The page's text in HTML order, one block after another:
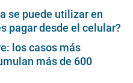
se puede utilizar en
pagar desde el celular?
los casos más
más de 600